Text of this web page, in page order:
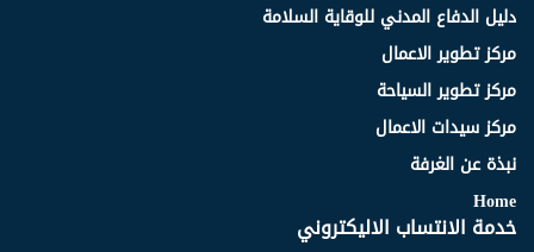
دليل الدفاع المدني للوقاية السلامة
مركز تطوير الاعمال
مركز تطوير السياحة
مركز سيدات الاعمال
نبذة عن الغرفة
Home
خدمة الانتساب الاليكتروني